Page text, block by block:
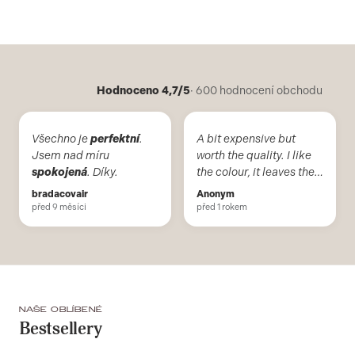
Hodnoceno 4,7/5· 600 hodnocení obchodu
Všechno jeperfektní.
Jsem nad míru
spokojená. Díky.
bradacovair
před 9 měsíci
A bit expensive but
worth the quality. I like
the colour, it leaves the
nail polish even after
curing in lamp and
Anonym
před 1 rokem
NAŠE OBLÍBENÉ
Bestsellery